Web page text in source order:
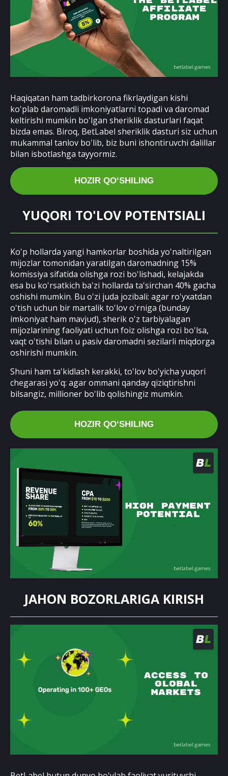
Haqiqatan ham tadbirkorona fikrlaydigan kishi
ko'plab daromadli imkoniyatlarni topadi va daromad
keltirishi mumkin bo'lgan sheriklik dasturlari faqat
bizda emas. Biroq, BetLabel sheriklik dasturi siz uchun
mukammal tanlov bo'lib, biz buni ishontiruvchi dalillar
bilan isbotlashga tayyormiz.
HOZIR QOʻSHILING
YUQORI TO'LOV POTENTSIALI
Ko'p hollarda yangi hamkorlar boshida yo'naltirilgan
mijozlar tomonidan yaratilgan daromadning 15%
komissiya sifatida olishga rozi bo'lishadi, kelajakda
esa bu ko'rsatkich ba'zi hollarda ta'sirchan 40% gacha
oshishi mumkin. Bu o'zi juda jozibali: agar ro'yxatdan
o'tish uchun bir martalik to'lov o'rniga (bunday
imkoniyat ham mavjud), sherik o'z tarbiyalagan
mijozlarining faoliyati uchun foiz olishga rozi bo'lsa,
vaqt o'tishi bilan u pasiv daromadni sezilarli miqdorga
oshirishi mumkin.
Shuni ham ta'kidlash kerakki, to'lov bo'yicha yuqori
chegarasi yo'q: agar ommani qanday qiziqtirishni
bilsangiz, millioner bo'lib qolishingiz mumkin.
HOZIR QOʻSHILING
JAHON BOZORLARIGA KIRISH